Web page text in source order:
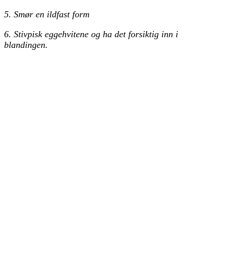
5. Smør en ildfast form
6. Stivpisk eggehvitene og ha det forsiktig inn i
blandingen.